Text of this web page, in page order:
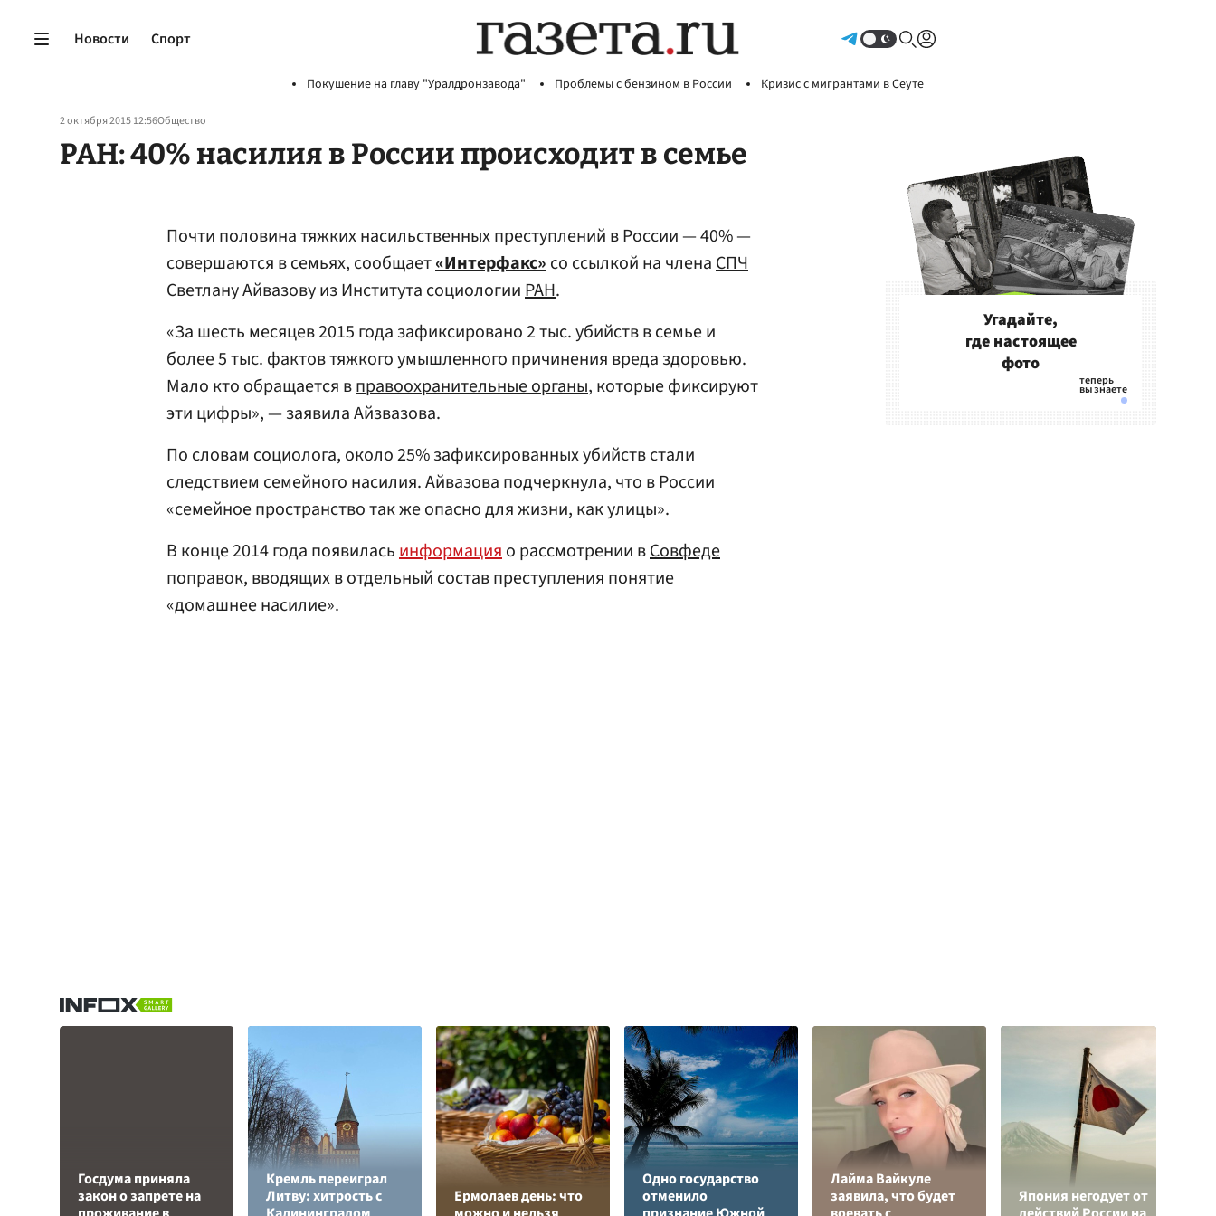
Новости Спорт
Покушение на главу "Уралдронзавода" Проблемы с бензином в России Кризис с мигрантами в Сеуте
2 октября 2015 12:56Общество
РАН: 40% насилия в России происходит в семье
Почти половина тяжких насильственных преступлений в России — 40% —
совершаются в семьях, сообщает«Интерфакс»со ссылкой на членаСПЧ
Светлану Айвазову из Института социологииРАН.
«За шесть месяцев 2015 года зафиксировано 2 тыс. убийств в семье и
более 5 тыс. фактов тяжкого умышленного причинения вреда здоровью.
Мало кто обращается вправоохранительные органы, которые фиксируют
эти цифры», — заявила Айзвазова.
По словам социолога, около 25% зафиксированных убийств стали
следствием семейного насилия. Айвазова подчеркнула, что в России
«семейное пространство так же опасно для жизни, как улицы».
В конце 2014 года появиласьинформацияо рассмотрении вСовфеде
поправок, вводящих в отдельный состав преступления понятие
«домашнее насилие».
Угадайте,
где настоящее
фото
Госдума приняла
закон о запрете на
Кремль переиграл
Литву: хитрость с
Ермолаев день: что
Одно государство
отменило
Лайма Вайкуле
заявила, что будет
Япония негодует от